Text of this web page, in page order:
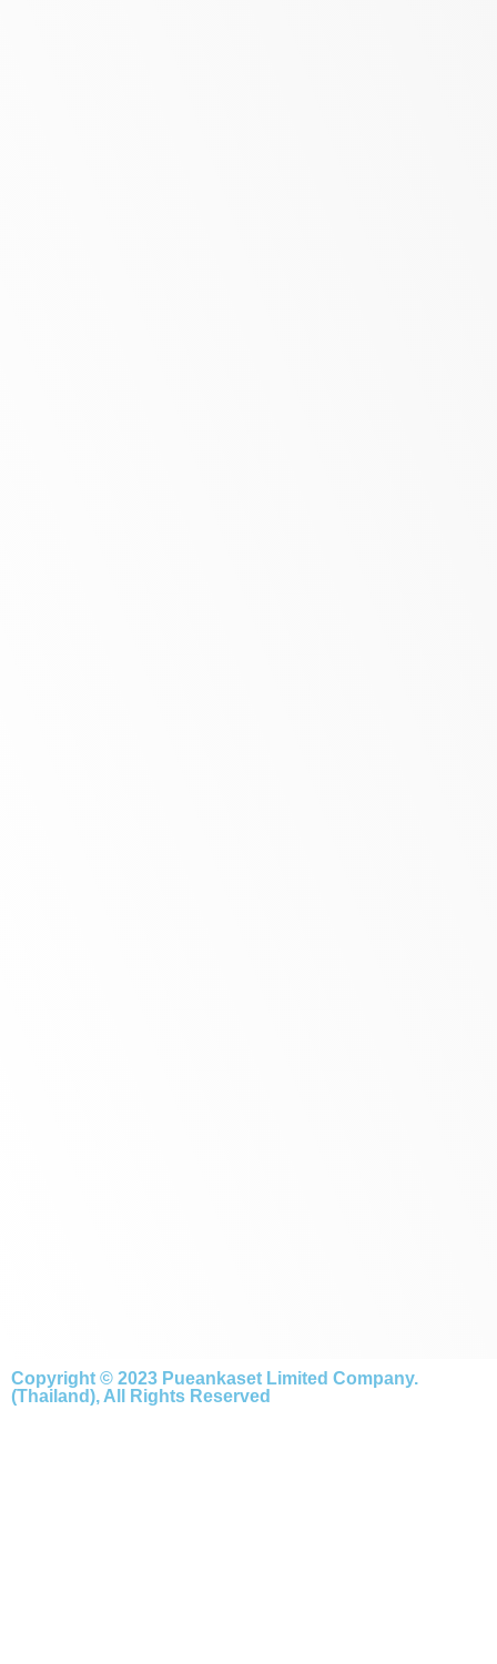
Copyright © 2023 Pueankaset Limited Company.
(Thailand), All Rights Reserved